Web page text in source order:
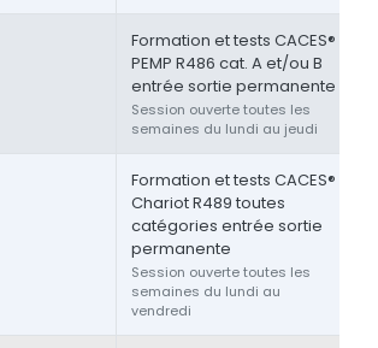
Formation et tests CACES®
PEMP R486 cat. A et/ou B
entrée sortie permanente
Session ouverte toutes les
semaines du lundi au jeudi
Formation et tests CACES®
Chariot R489 toutes
catégories entrée sortie
permanente
Session ouverte toutes les
semaines du lundi au
vendredi